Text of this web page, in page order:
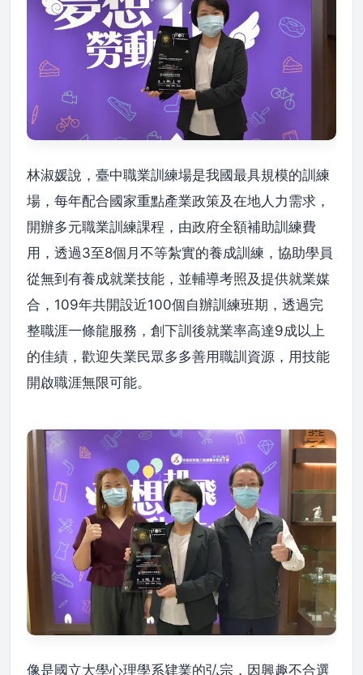
林淑媛說，臺中職業訓練場是我國最具規模的訓練
場，每年配合國家重點產業政策及在地人力需求，
開辦多元職業訓練課程，由政府全額補助訓練費
用，透過3至8個月不等紮實的養成訓練，協助學員
從無到有養成就業技能，並輔導考照及提供就業媒
合，109年共開設近100個自辦訓練班期，透過完
整職涯一條龍服務，創下訓後就業率高達9成以上
的佳績，歡迎失業民眾多多善用職訓資源，用技能
開啟職涯無限可能。
像是國立大學心理學系肄業的弘宗，因興趣不合選